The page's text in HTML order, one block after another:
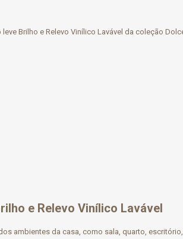
Brilho e Relevo Vinílico Lavável da coleção
e Relevo Vinílico Lavável
ambientes da casa, como sala, quarto,